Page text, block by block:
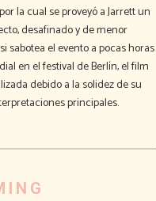
la cual se proveyó a Jarrett un
desafinado y de menor
sabotea el evento a pocas horas
en el festival de Berlín, el film
debido a la solidez de su
principales.